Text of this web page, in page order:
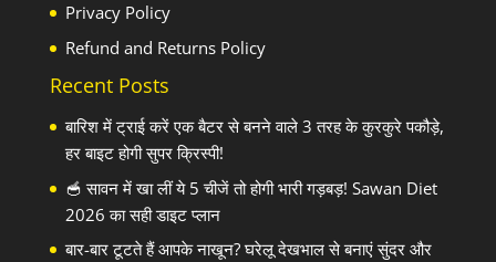
Privacy Policy
Refund and Returns Policy
Recent Posts
बारिश में ट्राई करें एक बैटर से बनने वाले 3 तरह के कुरकुरे पकौड़े,
हर बाइट होगी सुपर क्रिस्पी!
🥣 सावन में खा लीं ये 5 चीजें तो होगी भारी गड़बड़! Sawan Diet
2026 का सही डाइट प्लान
बार-बार टूटते हैं आपके नाखून? घरेलू देखभाल से बनाएं सुंदर और